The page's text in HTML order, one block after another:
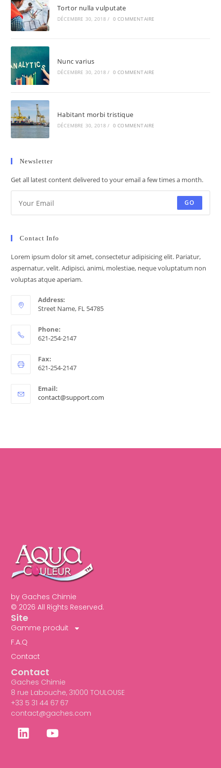
Tortor nulla vulputate
DÉCEMBRE 30, 2018 / 0 COMMENTAIRE
Nunc varius
DÉCEMBRE 30, 2018 / 0 COMMENTAIRE
Habitant morbi tristique
DÉCEMBRE 30, 2018 / 0 COMMENTAIRE
Newsletter
Get all latest content delivered to your email a few times a month.
GO
Contact Info
Lorem ipsum dolor sit amet, consectetur adipisicing elit. Pariatur,
aspernatur, velit. Adipisci, animi, molestiae, neque voluptatum non
voluptas atque aperiam.
Address:
Street Name, FL 54785
Phone:
621-254-2147
Fax:
621-254-2147
Email:
contact@support.com
by Gaches Chimie
© 2026 All Rights Reserved.
Site
Gamme produit
F.A.Q
Contact
Contact
Gaches Chimie
8 rue Labouche, 31000 TOULOUSE
+33 5 31 44 67 67
contact@gaches.com